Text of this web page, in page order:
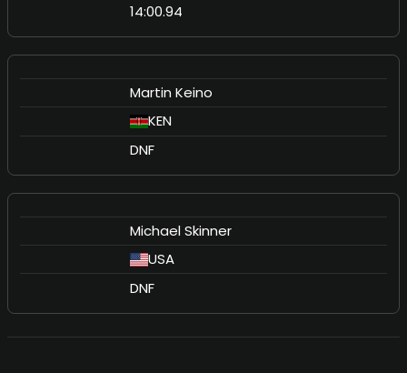
14:00.94
Martin Keino
KEN
DNF
Michael Skinner
USA
DNF